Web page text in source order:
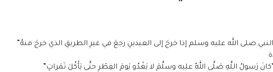
صلى الله عليه وسلم إذا خرجَ إلى العيدينِ رجعَ في غيرِ الطريقِ الذي خرجَ منهُ”
رَسولُ اللَّهِ صَلَّى اللهُ عليه وسلَّمَ لا يَغْدُو يَومَ الفِطْرِ حتَّى يَأْكُلَ تَمَراتٍ”